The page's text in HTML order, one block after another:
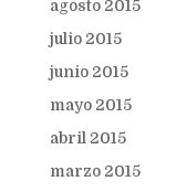
agosto 2015
julio 2015
junio 2015
mayo 2015
abril 2015
marzo 2015